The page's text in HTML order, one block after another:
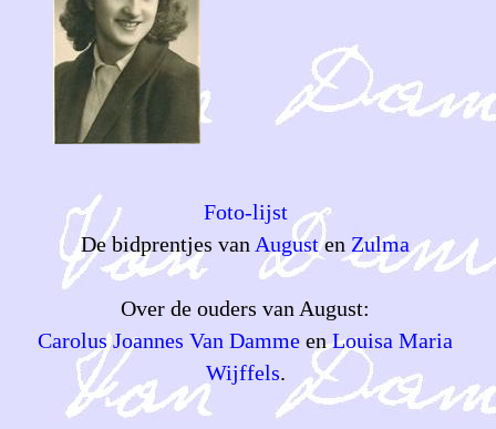
Foto-lijst
De bidprentjes van Augusten Zulma
Over de ouders van August:
Carolus Joannes Van Damme enLouisa Maria
Wijffels.